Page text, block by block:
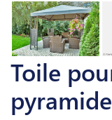
Toile
pyramide